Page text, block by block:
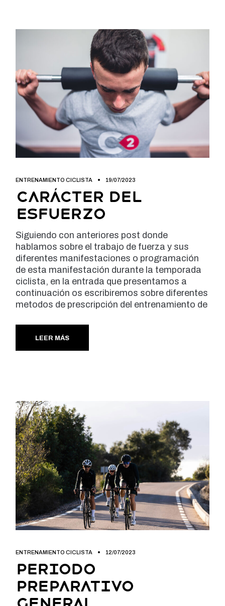
ENTRENAMIENTO CICLISTA 19/07/2023
Carácter del
esfuerzo
Siguiendo con anteriores post donde
hablamos sobre el trabajo de fuerza y sus
diferentes manifestaciones o programación
de esta manifestación durante la temporada
ciclista, en la entrada que presentamos a
continuación os escribiremos sobre diferentes
metodos de prescripción del entrenamiento de
LEER MÁS
ENTRENAMIENTO CICLISTA 12/07/2023
Periodo
preparativo